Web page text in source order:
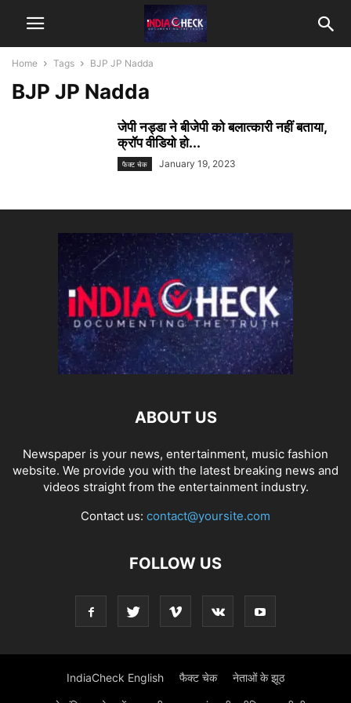
Home Tags BJP JP Nadda
BJP JP Nadda
जेपी नड्डा ने बीजेपी को बलात्कारी नहीं बताया,
क्रॉप वीडियो हो...
फैक्ट चेक January 19, 2023
ABOUT US
Newspaper is your news, entertainment, music fashion
website. We provide you with the latest breaking news and
videos straight from the entertainment industry.
Contact us: contact@yoursite.com
FOLLOW US
IndiaCheck English फैक्ट चेक नेताओं के झूठ